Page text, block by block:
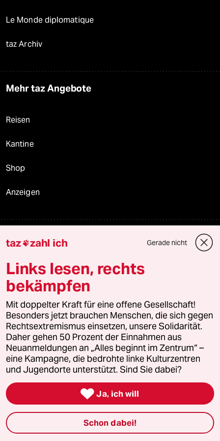
Le Monde diplomatique
taz Archiv
Mehr taz Angebote
Reisen
Kantine
Shop
Anzeigen
Fragen & Hilfe
Feedback
Aboservice
ePaper Login
Downloads für Abonnierende
© 2026 taz Verlags und Vertriebs GmbH
Alle Rechte vorbehalten. Bei rechtlichen Fragen oder für Genehmigungen
wenden Sie sich bitte an
lizenzen@taz.de
Feedback Redaktionsstatut Kommune-Richtlinien KI-
taz zahl ich Gerade nicht
Links lesen, rechts
bekämpfen
Mit doppelter Kraft für eine offene Gesellschaft!
Besonders jetzt brauchen Menschen, die sich gegen
Rechtsextremismus einsetzen, unsere Solidarität.
Daher gehen 50 Prozent der Einnahmen aus
Neuanmeldungen an „Alles beginnt im Zentrum“ –
eine Kampagne, die bedrohte linke Kulturzentren
und Jugendorte unterstützt. Sind Sie dabei?
 Ja, ich will
Schon dabei!